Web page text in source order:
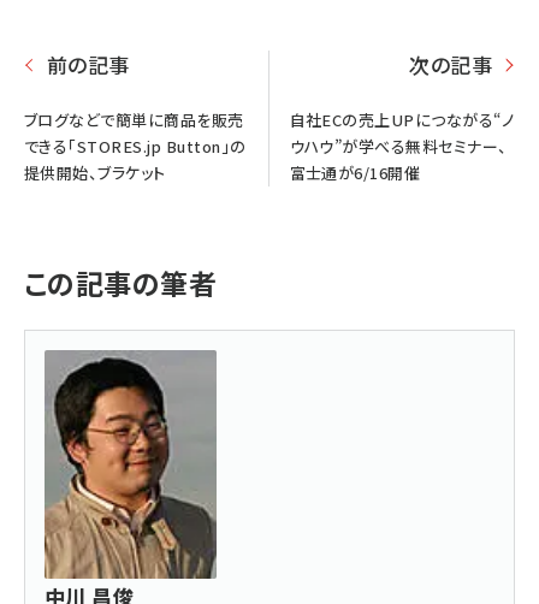
前の記事
ブログなどで簡単に商品を販売
できる「STORES.jp Button」の
提供開始、ブラケット
次の記事
自社ECの売上UPにつながる“ノ
ウハウ”が学べる無料セミナー、
富士通が6/16開催
この記事の筆者
中川 昌俊